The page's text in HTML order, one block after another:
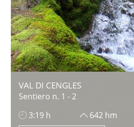
VAL DI CENGLES
Sentiero n. 1 - 2
3:19 h
642 hm